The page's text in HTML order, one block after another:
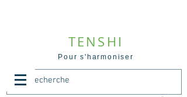
TENSHI
Pour s'harmoniser